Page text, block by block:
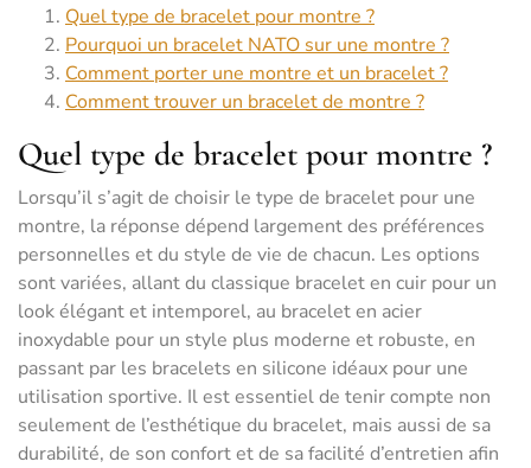
Quel type de bracelet pour montre ?
Pourquoi un bracelet NATO sur une montre ?
Comment porter une montre et un bracelet ?
Comment trouver un bracelet de montre ?
Quel type de bracelet pour montre ?
Lorsqu’il s’agit de choisir le type de bracelet pour une
montre, la réponse dépend largement des préférences
personnelles et du style de vie de chacun. Les options
sont variées, allant du classique bracelet en cuir pour un
look élégant et intemporel, au bracelet en acier
inoxydable pour un style plus moderne et robuste, en
passant par les bracelets en silicone idéaux pour une
utilisation sportive. Il est essentiel de tenir compte non
seulement de l’esthétique du bracelet, mais aussi de sa
durabilité, de son confort et de sa facilité d’entretien afin